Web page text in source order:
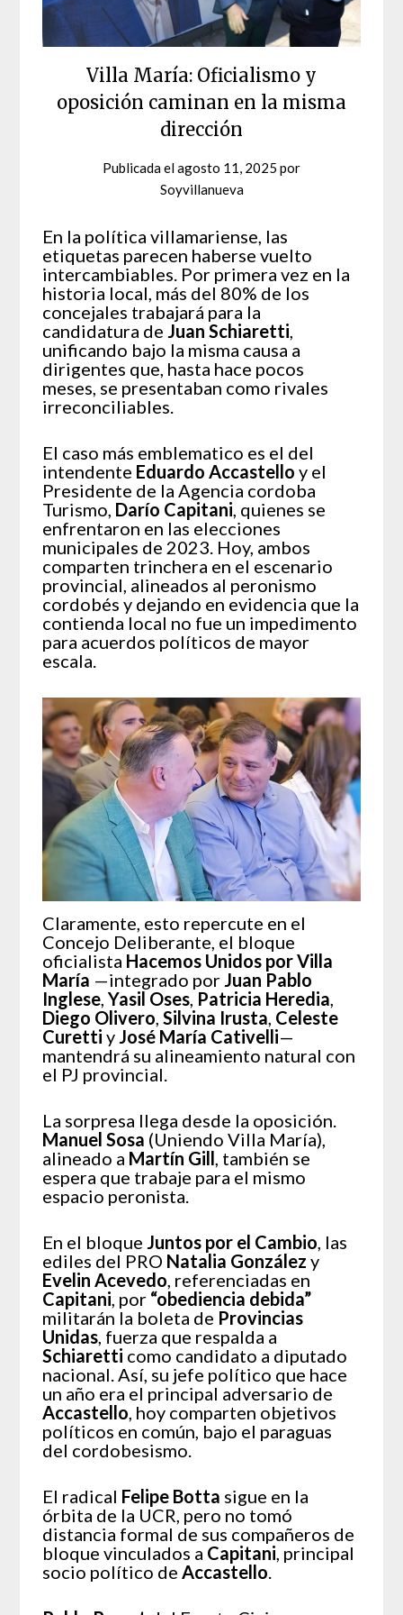
Villa María: Oficialismo y
oposición caminan en la misma
dirección
Publicada elagosto 11, 2025 por
Soyvillanueva
En la política villamariense, las
etiquetas parecen haberse vuelto
intercambiables. Por primera vez en la
historia local, más del 80% de los
concejales trabajará para la
candidatura de Juan Schiaretti,
unificando bajo la misma causa a
dirigentes que, hasta hace pocos
meses, se presentaban como rivales
irreconciliables.
El caso más emblematico es el del
intendente Eduardo Accastello y el
Presidente de la Agencia cordoba
Turismo, Darío Capitani, quienes se
enfrentaron en las elecciones
municipales de 2023. Hoy, ambos
comparten trinchera en el escenario
provincial, alineados al peronismo
cordobés y dejando en evidencia que la
contienda local no fue un impedimento
para acuerdos políticos de mayor
escala.
Claramente, esto repercute en el
Concejo Deliberante, el bloque
oficialista Hacemos Unidos por Villa
María —integrado por Juan Pablo
Inglese,Yasil Oses, Patricia Heredia,
Diego Olivero,Silvina Irusta, Celeste
Curettiy José María Cativelli—
mantendrá su alineamiento natural con
el PJ provincial.
La sorpresa llega desde la oposición.
Manuel Sosa (Uniendo Villa María),
alineado a Martín Gill, también se
espera que trabaje para el mismo
espacio peronista.
En el bloque Juntos por el Cambio, las
ediles del PRO Natalia González y
Evelin Acevedo, referenciadas en
Capitani, por “obediencia debida”
militarán la boleta de Provincias
Unidas, fuerza que respalda a
Schiaretti como candidato a diputado
nacional. Así, su jefe político que hace
un año era el principal adversario de
Accastello, hoy comparten objetivos
políticos en común, bajo el paraguas
del cordobesismo.
El radical Felipe Botta sigue en la
órbita de la UCR, pero no tomó
distancia formal de sus compañeros de
bloque vinculados a Capitani, principal
socio político deAccastello.